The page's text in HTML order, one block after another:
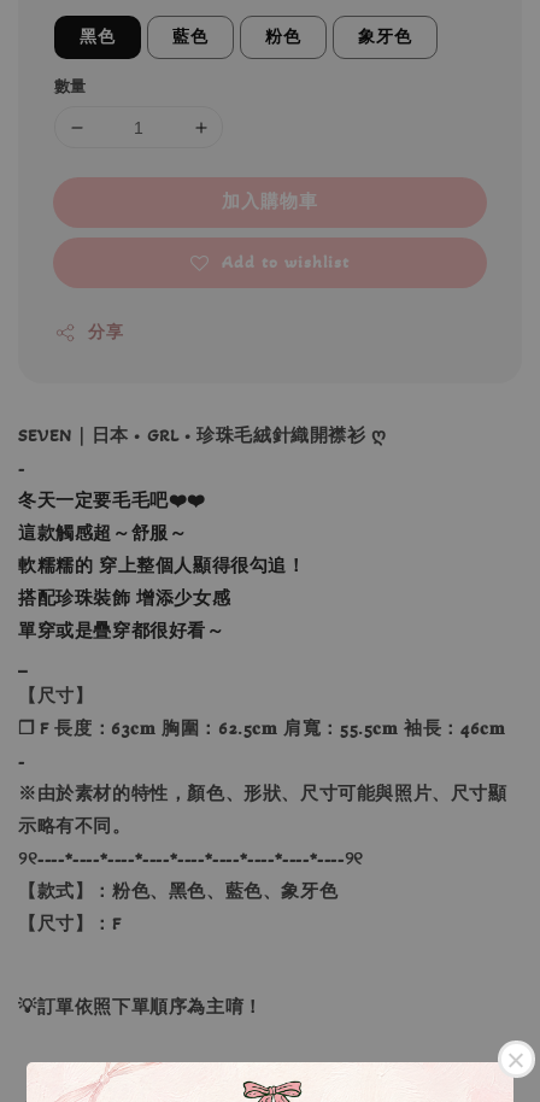
黑色 藍色 粉色 象牙色
數量
加入購物車
Add to wishlist
分享
SEVEN｜日本 • GRL • 珍珠毛絨針織開襟衫 ღ
-
冬天一定要毛毛吧❤️❤️
這款觸感超～舒服～
軟糯糯的 穿上整個人顯得很勾追！
搭配珍珠裝飾 增添少女感
單穿或是疊穿都很好看～
【尺寸】
❐ F 長度：63𝐜𝐦 胸圍：62.5𝐜𝐦 肩寬：55.5𝐜𝐦 袖長：46𝐜𝐦
-
※由於素材的特性，顏色、形狀、尺寸可能與照片、尺寸顯
示略有不同。
୨୧----*----*----*----*----*----*----*----*----୨୧
【款式】：粉色、黑色、藍色、象牙色
【尺寸】：F
💡訂單依照下單順序為主唷！